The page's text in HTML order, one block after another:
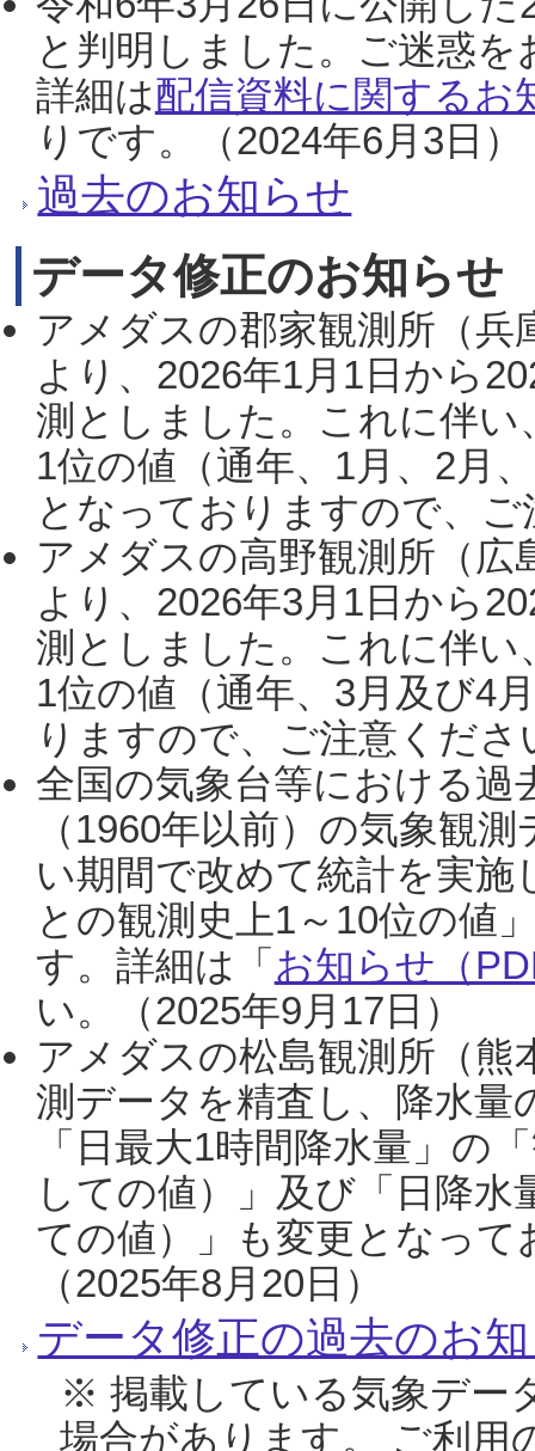
と判明しました。ご迷惑
詳細は配信資料に関するお
りです。（2024年6月3日）
過去のお知らせ
データ修正のお知らせ
アメダスの郡家観測所（
より、2026年1月1日から
測としました。これに伴い
1位の値（通年、1月、2月
となっておりますので、
アメダスの高野観測所（
より、2026年3月1日から
測としました。これに伴い
1位の値（通年、3月及び4
りますので、ご注意くだ
全国の気象台等における過
（1960年以前）の気象観
い期間で改めて統計を実
との観測史上1～10位の値
す。詳細は「 お知らせ（
い。（2025年9月17日）
アメダスの松島観測所（熊
測データを精査し、降水
「日最大1時間降水量」の
しての値）」及び「日降
ての値）」も変更となっ
（2025年8月20日）
データ修正の過去のお
※ 掲載している気象デー
場合があります。 ご利用